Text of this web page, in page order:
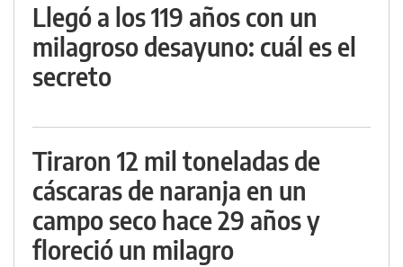
Llegó a los 119 años con un
milagroso desayuno: cuál es el
secreto
Tiraron 12 mil toneladas de
cáscaras de naranja en un
campo seco hace 29 años y
floreció un milagro